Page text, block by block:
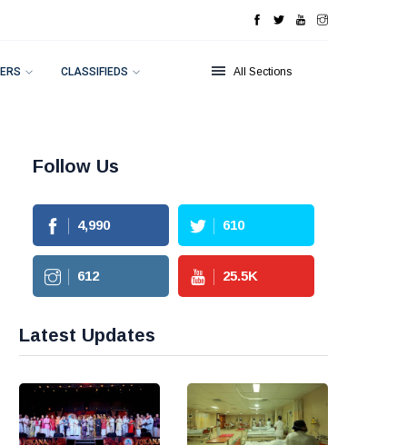
CLASSIFIEDS All Sections
Follow Us
4,990 610
612 25.5K
Latest Updates